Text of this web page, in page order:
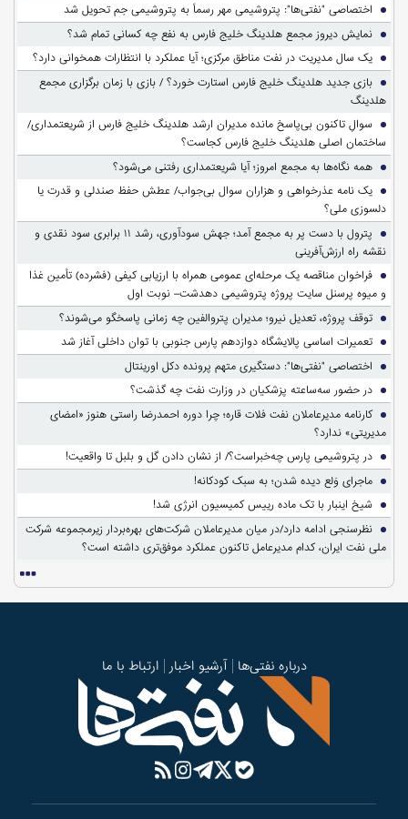
اختصاصی "نفتی‌ها": پتروشیمی مهر رسماً به پتروشیمی جم تحویل شد
نمایش دیروز مجمع هلدینگ خلیج فارس به نفع چه کسانی تمام شد؟
یک سال مدیریت در نفت مناطق مرکزی؛ آیا عملکرد با انتظارات همخوانی دارد؟
بازی جدید هلدینگ خلیج فارس استارت خورد؟ / بازی با زمان برگزاری مجمع
هلدینگ
سوالِ تاکنون بی‌پاسخ مانده مدیران ارشد هلدینگ خلیج فارس از شریعتمداری/
ساختمان اصلی هلدینگ خلیج فارس کجاست؟
همه نگاه‌ها به مجمع امروز؛ آیا شریعتمداری رفتنی می‌شود؟
یک نامه عذرخواهی و هزاران سوال بی‌جواب/ عطش حفظ صندلی و قدرت یا
دلسوزی ملی؟
پترول با دست پر به مجمع آمد؛ جهش سودآوری، رشد ۱۱ برابری سود نقدی و
نقشه راه ارزش‌آفرینی
فراخوان مناقصه یک مرحله‌ای عمومی همراه با ارزیابی کیفی (فشرده) تأمین غذا
و میوه پرسنل سایت پروژه پتروشیمی دهدشت– نوبت اول
توقف پروژه، تعدیل نیرو؛ مدیران پتروالفین چه زمانی پاسخگو می‌شوند؟
تعمیرات اساسی پالایشگاه دوازدهم پارس جنوبی با توان داخلی آغاز شد
اختصاصی "نفتی‌ها": دستگیری متهم پرونده دکل اورینتال
در حضور سه‌ساعته پزشکیان در وزارت نفت چه گذشت؟
کارنامه مدیرعاملان نفت فلات قاره؛ چرا دوره احمدرضا راستی هنوز «امضای
مدیریتی» ندارد؟
در پتروشیمی پارس چه‌خبراست؟/ از نشان دادن گل و بلبل تا واقعیت!
ماجرای وَلع دیده شدن؛ به سبک کودکانه!
شیخ اینبار با تک ماده رییس کمیسیون انرژی شد!
نظرسنجی ادامه دارد/در میان مدیرعاملان شرکت‌های بهره‌بردار زیرمجموعه شرکت
ملی نفت ایران، کدام مدیرعامل تاکنون عملکرد موفق‌تری داشته است؟
درباره نفتی‌ها آرشیو اخبار ارتباط با ما